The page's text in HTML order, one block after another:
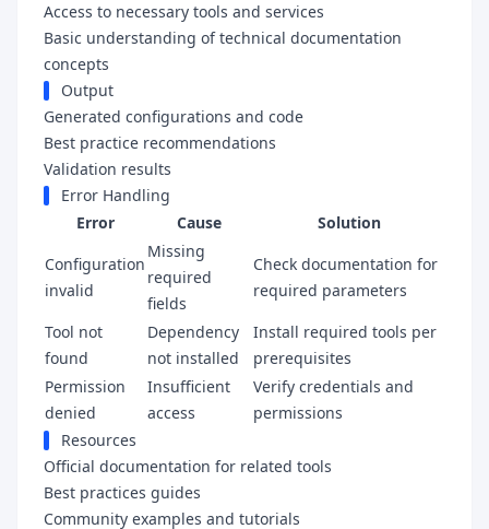
Access to necessary tools and services
Basic understanding of technical documentation
concepts
Output
Generated configurations and code
Best practice recommendations
Validation results
Error Handling
Error
Cause
Solution
Configuration
invalid
Missing
required
fields
Check documentation for
required parameters
Tool not
found
Dependency
not installed
Install required tools per
prerequisites
Permission
denied
Insufficient
access
Verify credentials and
permissions
Resources
Official documentation for related tools
Best practices guides
Community examples and tutorials